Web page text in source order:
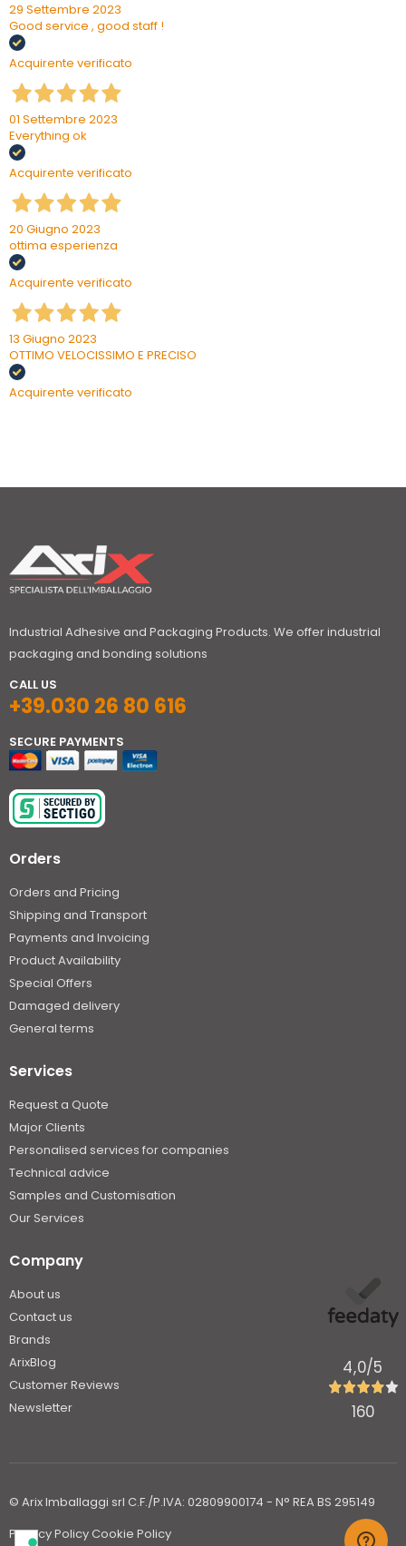
29 Settembre 2023
Good service , good staff !
Acquirente verificato
01 Settembre 2023
Everything ok
Acquirente verificato
20 Giugno 2023
ottima esperienza
Acquirente verificato
13 Giugno 2023
OTTIMO VELOCISSIMO E PRECISO
Acquirente verificato
Industrial Adhesive and Packaging Products. We offer industrial
packaging and bonding solutions
CALL US
+39.030 26 80 616
SECURE PAYMENTS
Orders
Orders and Pricing
Shipping and Transport
Payments and Invoicing
Product Availability
Special Offers
Damaged delivery
General terms
Services
Request a Quote
Major Clients
Personalised services for companies
Technical advice
Samples and Customisation
Our Services
Company
About us
Contact us
Brands
ArixBlog
Customer Reviews
Newsletter
4,0/5
160
Privacy Policy Cookie Policy
© Arix Imballaggi srl C.F./P.IVA: 02809900174 - N° REA BS 295149